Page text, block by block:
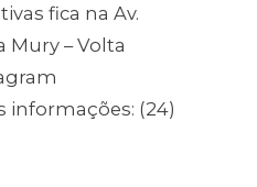
fica na Av.
Mury – Volta
informações: (24)